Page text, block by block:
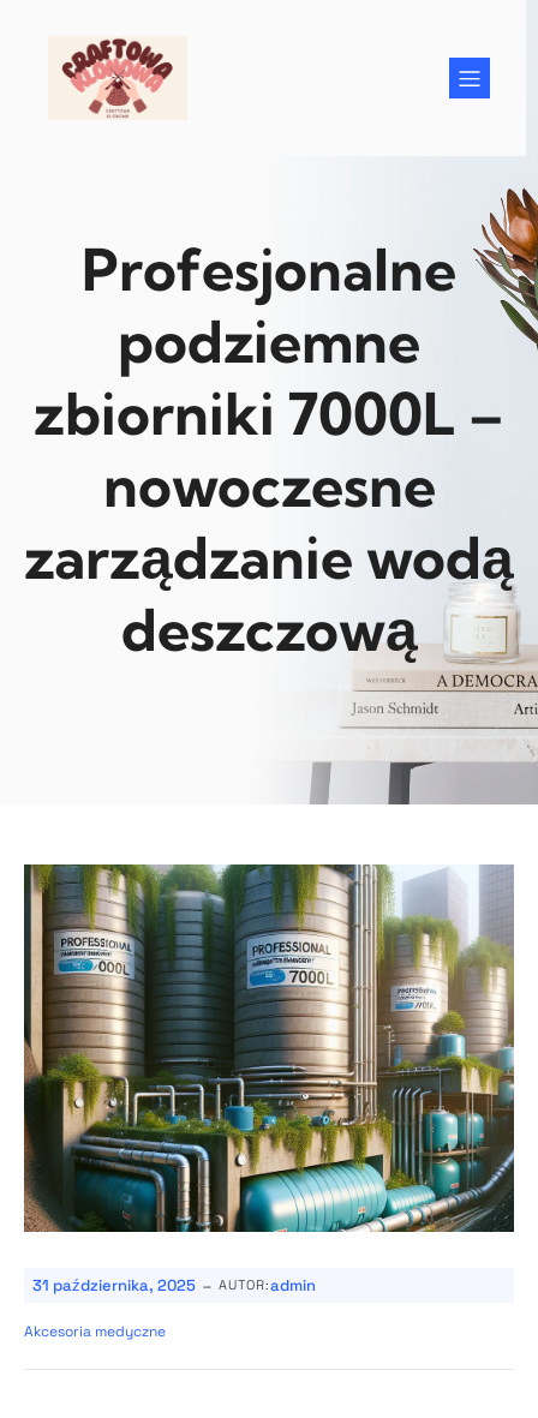
Profesjonalne
podziemne
zbiorniki 7000L –
nowoczesne
zarządzanie wodą
deszczową
31 października, 2025 - AUTOR:admin
Akcesoria medyczne